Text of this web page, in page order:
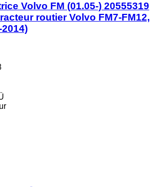
Volvo FM (01.05-) 20555319
routier Volvo FM7-FM12,
2014)